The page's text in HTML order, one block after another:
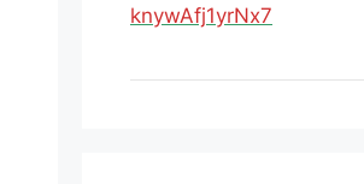
knywAfj1yrNx7